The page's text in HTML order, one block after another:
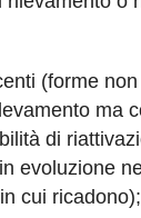
(forme non
ma
di
evoluzione
cui ricadono);